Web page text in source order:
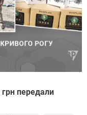
передали